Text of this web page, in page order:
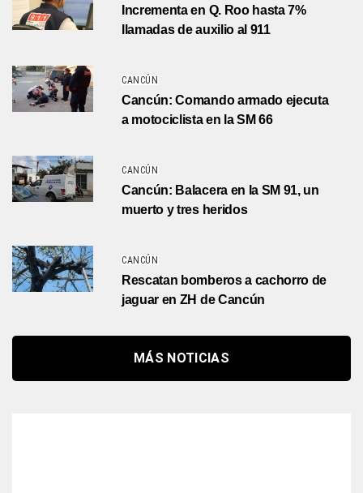
Incrementa en Q. Roo hasta 7%
llamadas de auxilio al 911
CANCÚN
Cancún: Comando armado ejecuta
a motociclista en la SM 66
CANCÚN
Cancún: Balacera en la SM 91, un
muerto y tres heridos
CANCÚN
Rescatan bomberos a cachorro de
jaguar en ZH de Cancún
MÁS NOTICIAS